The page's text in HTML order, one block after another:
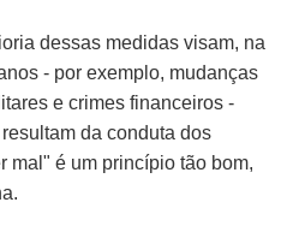
dessas medidas visam, na
- por exemplo, mudanças
e crimes financeiros -
da conduta dos
mal" é um princípio tão bom,